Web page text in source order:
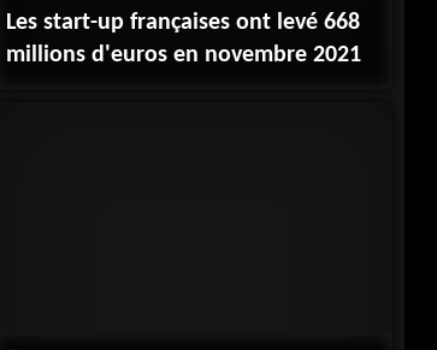
Les start-up françaises ont levé 668
millions d'euros en novembre 2021